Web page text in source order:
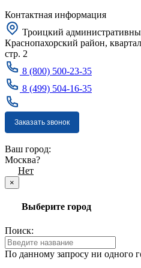
Контактная информация
Троицкий
Краснопахорский район,
стр. 2
8 (800) 500-23-35
8 (499) 504-16-35
Заказать звонок
Ваш город:
Москва?
Нет
×
Выберите город
Поиск:
По данному запросу ни одного